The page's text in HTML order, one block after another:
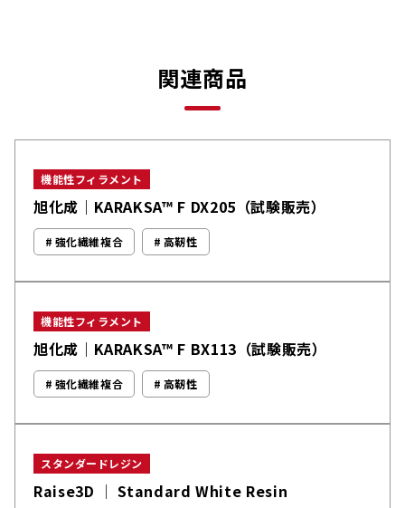
関連商品
機能性フィラメント
旭化成｜KARAKSA™ F DX205（試験販売）
強化繊維複合 高靭性
機能性フィラメント
旭化成｜KARAKSA™ F BX113（試験販売）
強化繊維複合 高靭性
スタンダードレジン
Raise3D │ Standard White Resin